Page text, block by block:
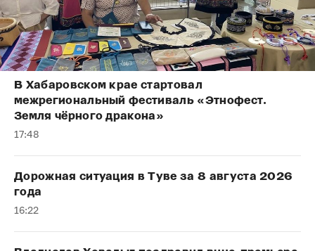
В Хабаровском крае стартовал
межрегиональный фестиваль «Этнофест.
Земля чёрного дракона»
17:48
Дорожная ситуация в Туве за 8 августа 2026
года
16:22